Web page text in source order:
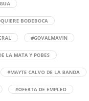
BODEBOCA
#GOVALMAVIN
LA MATA Y POBES
#MAYTE CALVO DE LA BANDA
#OFERTA DE EMPLEO